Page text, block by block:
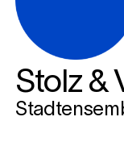
Stolz &